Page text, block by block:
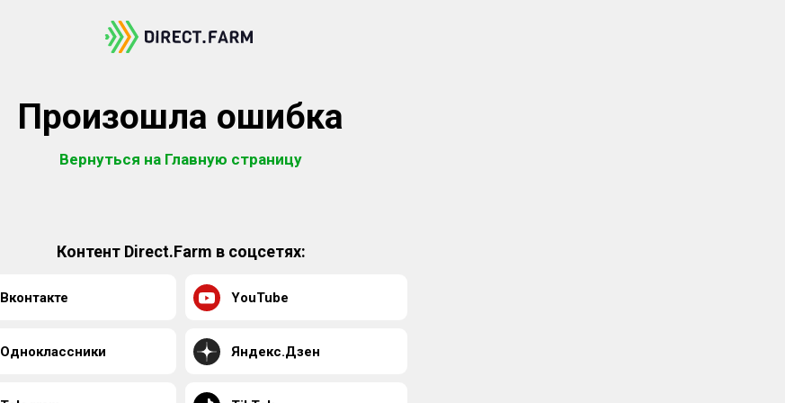
Произошла ошибка
Вернуться на Главную страницу
Контент Direct.Farm в соцсетях:
Вконтакте YouTube
Одноклассники Яндекс.Дзен